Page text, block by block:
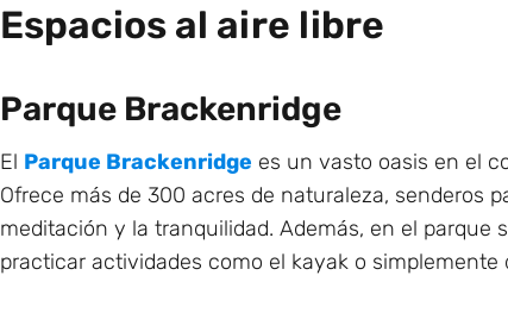
Espacios al aire libre
Parque Brackenridge
El Parque Brackenridge es un vasto oasis en el
Ofrece más de 300 acres de naturaleza, senderos
meditación y la tranquilidad. Además, en el
practicar actividades como el kayak o